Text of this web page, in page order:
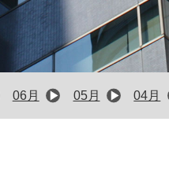
06月 05月 04月